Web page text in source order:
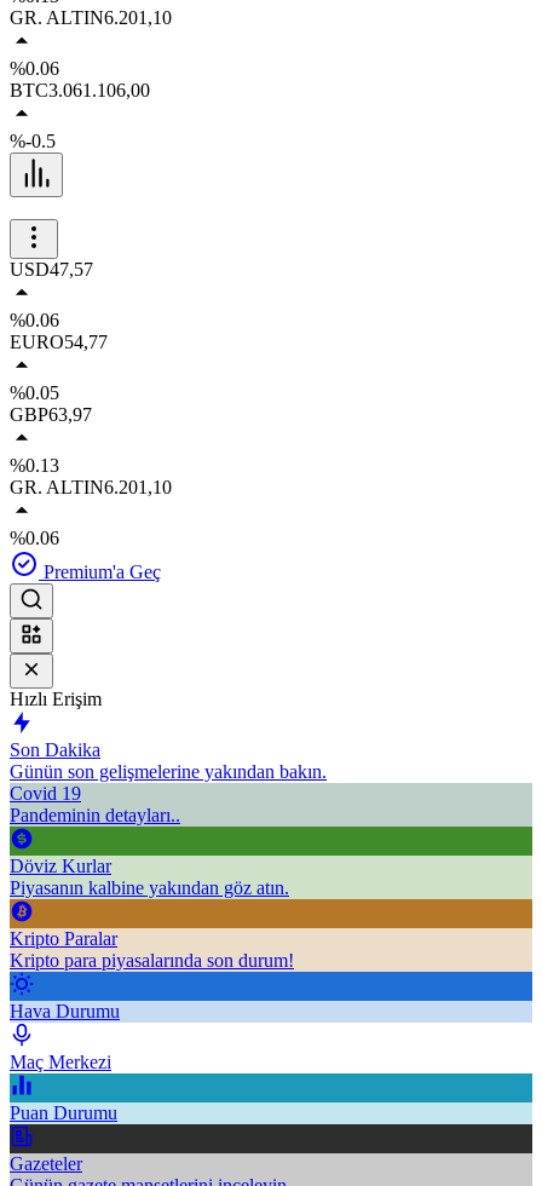
GR. ALTIN6.201,10
%0.06
BTC3.061.106,00
%-0.5
USD47,57
%0.06
EURO54,77
%0.05
GBP63,97
%0.13
GR. ALTIN6.201,10
%0.06
Premium'a Geç
Hızlı Erişim
Son Dakika
Günün son gelişmelerine yakından bakın.
Covid 19
Pandeminin detayları..
Döviz Kurlar
Piyasanın kalbine yakından göz atın.
Kripto Paralar
Kripto para piyasalarında son durum!
Hava Durumu
Maç Merkezi
Puan Durumu
Gazeteler